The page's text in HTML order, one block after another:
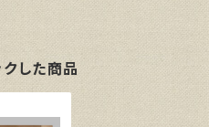
した商品